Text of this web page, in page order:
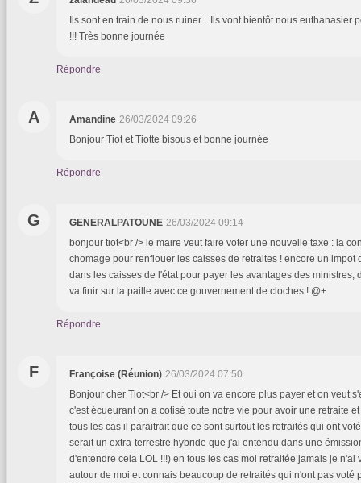
Ils sont en train de nous ruiner... Ils vont bientôt nous euthanasier
!!! Très bonne journée
Répondre
A Amandine 26/03/2024 09:26
Bonjour Tiot et Tiotte bisous et bonne journée
Répondre
G GENERALPATOUNE 26/03/2024 09:14
bonjour tiot<br /> le maire veut faire voter une nouvelle taxe : la
chomage pour renflouer les caisses de retraites ! encore un impot
dans les caisses de l'état pour payer les avantages des ministres,
va finir sur la paille avec ce gouvernement de cloches ! @+
Répondre
F Françoise (Réunion) 26/03/2024 07:50
Bonjour cher Tiot<br /> Et oui on va encore plus payer et on veut
c'est écueurant on a cotisé toute notre vie pour avoir une retraite
tous les cas il paraitrait que ce sont surtout les retraités qui ont
serait un extra-terrestre hybride que j'ai entendu dans une
d'entendre cela LOL !!!) en tous les cas moi retraitée jamais je n'ai
autour de moi et connais beaucoup de retraités qui n'ont pas voté